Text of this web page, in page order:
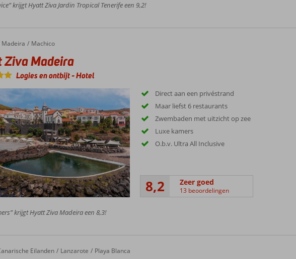
krijgt Hyatt Ziva Jardin Tropical Tenerife een 9,2!
Madeira Machico
Madeira
Madeira
Logies en ontbijt-Hotel
Direct aan een privéstrand
Maar liefst 6 restaurants
Zwembaden met uitzicht op zee
Luxe kamers
O.b.v. Ultra All Inclusive
8,2 Zeer goed
13 beoordelingen
krijgt Hyatt Ziva Madeira een 8,3!
Eilanden Lanzarote Playa Blanca
Lanzarote Playa Dorada Resort